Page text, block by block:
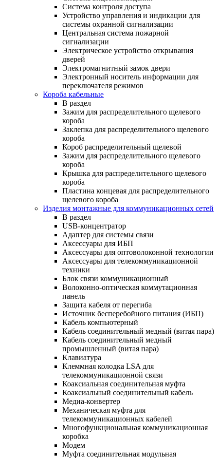
Система контроля доступа
Устройство управления и индикации для
системы охранной сигнализации
Центральная система пожарной
сигнализации
Электрическое устройство открывания
дверей
Электромагнитный замок двери
Электронный носитель информации для
переключателя режимов
Короба кабельные
В раздел
Зажим для распределительного щелевого
короба
Заклепка для распределительного щелевого
короба
Короб распределительный щелевой
Зажим для распределительного щелевого
короба
Крышка для распределительного щелевого
короба
Пластина концевая для распределительного
щелевого короба
Изделия монтажные для коммуникационных сетей
В раздел
USB-концентратор
Адаптер для системы связи
Аксессуары для ИБП
Аксессуары для оптоволоконной технологии
Аксессуары для телекоммуникационной
техники
Блок связи коммуникационный
Волоконно-оптическая коммутационная
панель
Защита кабеля от перегиба
Источник бесперебойного питания (ИБП)
Кабель компьютерный
Кабель соединительный медный (витая пара)
Кабель соединительный медный
промышленный (витая пара)
Клавиатура
Клеммная колодка LSA для
телекоммуникационной связи
Коаксиальная соединительная муфта
Коаксиальный соединительный кабель
Медиа-конвертер
Механическая муфта для
телекоммуникационных кабелей
Многофункциональная коммуникационная
коробка
Модем
Муфта соединительная модульная